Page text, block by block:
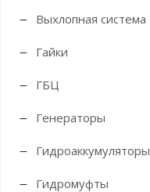
Выхлопная система
Гайки
ГБЦ
Генераторы
Гидроаккумуляторы
Гидромуфты